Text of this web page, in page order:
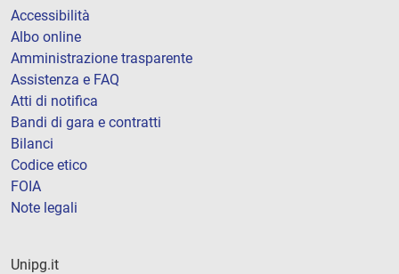
Accessibilità
Albo online
Amministrazione trasparente
Assistenza e FAQ
Atti di notifica
Bandi di gara e contratti
Bilanci
Codice etico
FOIA
Note legali
Unipg.it